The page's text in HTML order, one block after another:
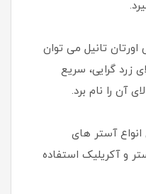
اورتان تانیل می توان
زرد گرایی، سریع
آن را نام برد.
آستر های
و آکریلیک استفاده